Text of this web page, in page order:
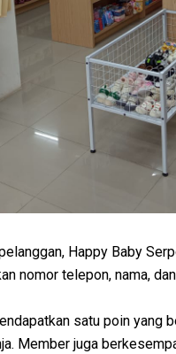
Happy Baby
nomor telepon, nama,
satu poin yang
Member juga